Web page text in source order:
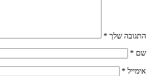
התגובה שלך *
שם *
אימייל *